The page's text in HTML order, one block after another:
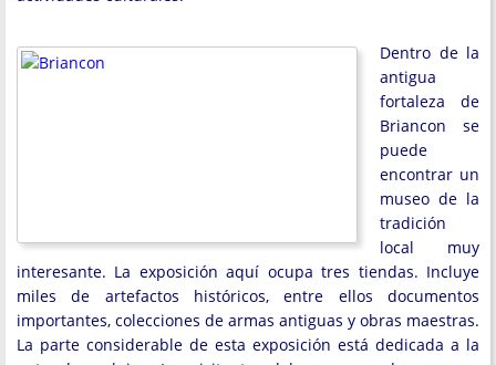
Dentro de la
antigua
fortaleza de
Briancon se
puede
encontrar un
museo de la
tradición
local muy
interesante. La exposición aquí ocupa tres tiendas. Incluye
miles de artefactos históricos, entre ellos documentos
importantes, colecciones de armas antiguas y obras maestras.
La parte considerable de esta exposición está dedicada a la